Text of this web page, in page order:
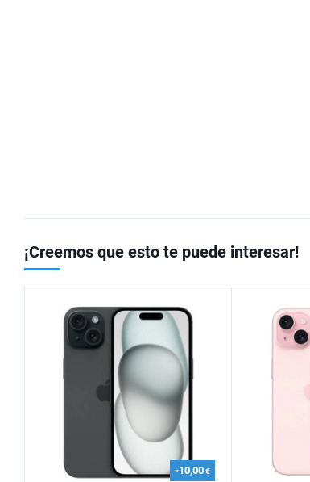
¡Creemos que esto te puede interesar!
-10,00€